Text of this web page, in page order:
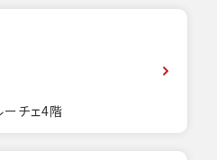
チェ4階